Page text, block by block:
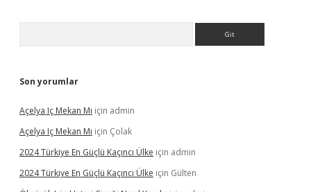
Son yorumlar
Açelya Iç Mekan Mı için admin
Açelya Iç Mekan Mı için Çolak
2024 Türkiye En Güçlü Kaçıncı Ülke için admin
2024 Türkiye En Güçlü Kaçıncı Ülke için Gülten